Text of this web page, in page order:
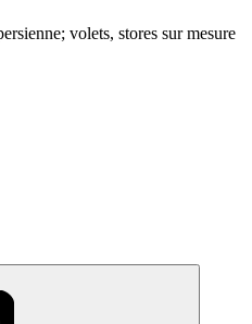
volets, stores sur mesure